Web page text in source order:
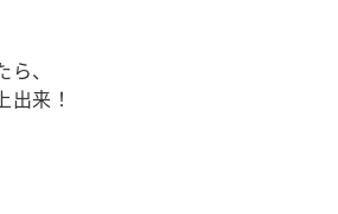
、
来！